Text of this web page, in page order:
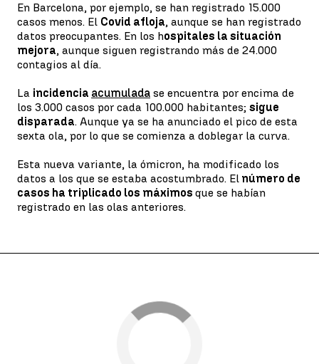
En Barcelona, por ejemplo, se han registrado 15.000
casos menos. El Covid afloja, aunque se han registrado
datos preocupantes. En los hospitales la situación
mejora, aunque siguen registrando más de 24.000
contagios al día.
La incidencia acumulada se encuentra por encima de
los 3.000 casos por cada 100.000 habitantes; sigue
disparada. Aunque ya se ha anunciado el pico de esta
sexta ola, por lo que se comienza a doblegar la curva.
Esta nueva variante, la ómicron, ha modificado los
datos a los que se estaba acostumbrado. El número de
casos ha triplicado los máximos que se habían
registrado en las olas anteriores.